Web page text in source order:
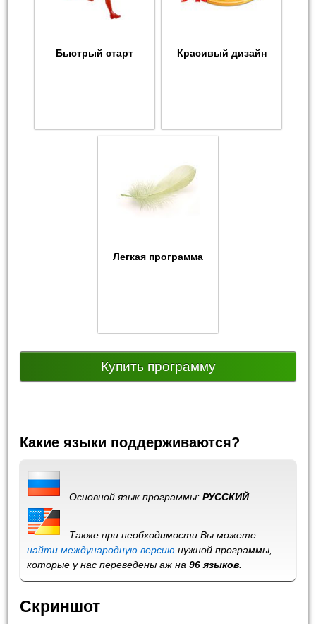
Быстрый старт Красивый дизайн
Легкая программа
Купить программу
Какие языки поддерживаются?
Основной язык программы:РУССКИЙ
Также при необходимости Вы можете
найти международную версию нужной программы,
которые у нас переведены аж на96 языков
Скриншот